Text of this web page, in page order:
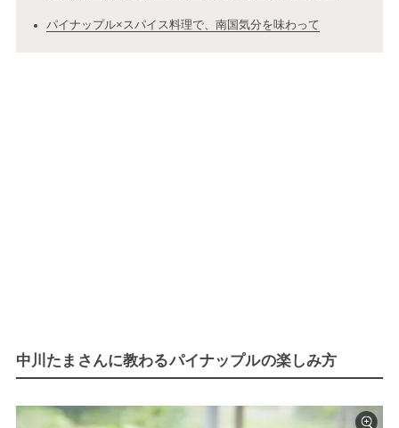
パイナップル×スパイス料理で、南国気分を味わって
中川たまさんに教わるパイナップルの楽しみ方